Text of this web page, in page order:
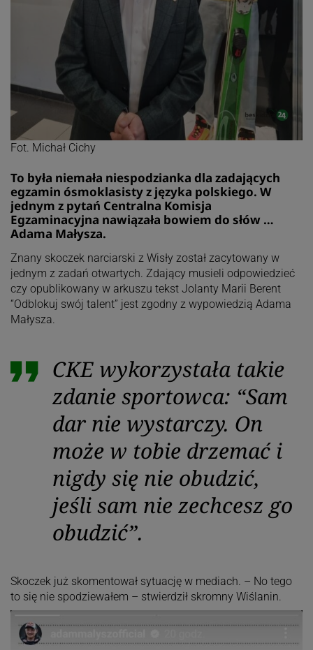
Fot. Michał Cichy
To była niemała niespodzianka dla zadających
egzamin ósmoklasisty z języka polskiego. W
jednym z pytań Centralna Komisja
Egzaminacyjna nawiązała bowiem do słów …
Adama Małysza.
Znany skoczek narciarski z Wisły został zacytowany w
jednym z zadań otwartych. Zdający musieli odpowiedzieć
czy opublikowany w arkuszu tekst Jolanty Marii Berent
“Odblokuj swój talent” jest zgodny z wypowiedzią Adama
Małysza.
CKE wykorzystała takie
zdanie sportowca: “Sam
dar nie wystarczy. On
może w tobie drzemać i
nigdy się nie obudzić,
jeśli sam nie zechcesz go
obudzić”.
Skoczek już skomentował sytuację w mediach. – No tego
to się nie spodziewałem – stwierdził skromny Wiślanin.